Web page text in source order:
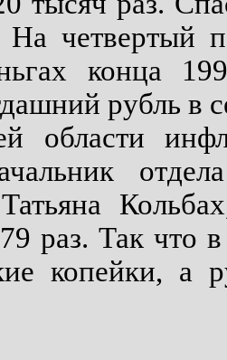
На четвертый
конца
рубль в
области
Татьяна
раз. Так что
копейки, а